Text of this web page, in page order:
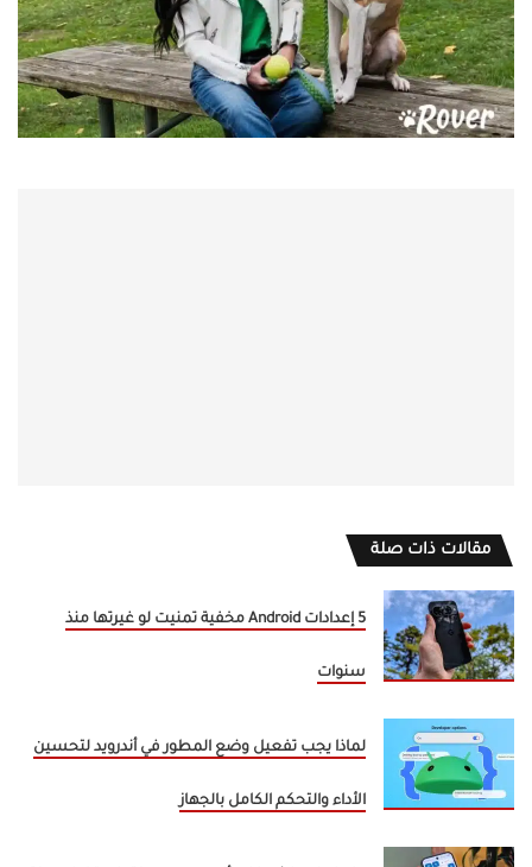
مقالات ذات صلة
5 إعدادات Android مخفية تمنيت لو غيرتها منذ
سنوات
لماذا يجب تفعيل وضع المطور في أندرويد لتحسين
الأداء والتحكم الكامل بالجهاز